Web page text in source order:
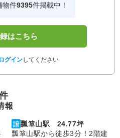
物件9395件掲載中！
はこちら
ログインしてください
報
瓢箪山駅 24.77坪
瓢箪山駅から徒歩3分！2階建